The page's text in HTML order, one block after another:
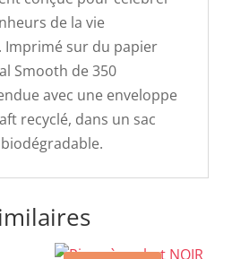
de la vie
Imprimé sur du papier
Smooth de 350
avec une enveloppe
recyclé, dans un sac